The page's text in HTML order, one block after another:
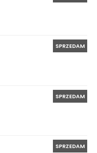
SPRZEDAM
SPRZEDAM
SPRZEDAM